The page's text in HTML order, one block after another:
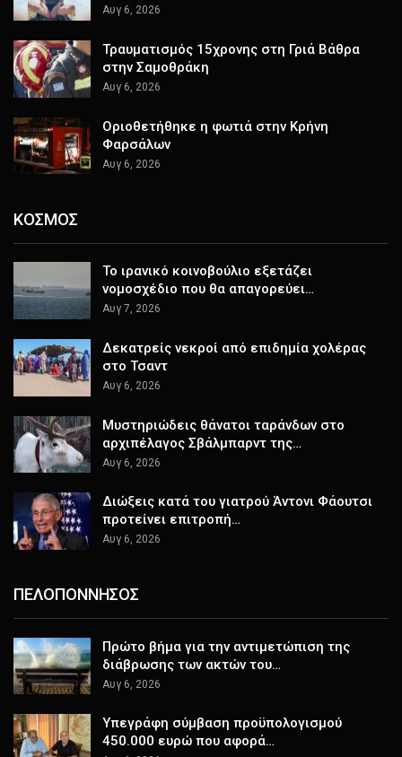
Αυγ 6, 2026
Τραυματισμός 15χρονης στη Γριά Βάθρα
στην Σαμοθράκη
Αυγ 6, 2026
Οριοθετήθηκε η φωτιά στην Κρήνη
Φαρσάλων
Αυγ 6, 2026
ΚΟΣΜΟΣ
Το ιρανικό κοινοβούλιο εξετάζει
νομοσχέδιο που θα απαγορεύει…
Αυγ 7, 2026
Δεκατρείς νεκροί από επιδημία χολέρας
στο Τσαντ
Αυγ 6, 2026
Μυστηριώδεις θάνατοι ταράνδων στο
αρχιπέλαγος Σβάλμπαρντ της…
Αυγ 6, 2026
Διώξεις κατά του γιατρού Άντονι Φάουτσι
προτείνει επιτροπή…
Αυγ 6, 2026
ΠΕΛΟΠΟΝΝΗΣΟΣ
Πρώτο βήμα για την αντιμετώπιση της
διάβρωσης των ακτών του…
Αυγ 6, 2026
Υπεγράφη σύμβαση προϋπολογισμού
450.000 ευρώ που αφορά…